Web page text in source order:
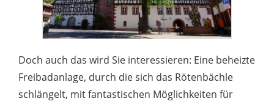
Doch auch das wird Sie interessieren: Eine beheizte
Freibadanlage, durch die sich das Rötenbächle
schlängelt, mit fantastischen Möglichkeiten für